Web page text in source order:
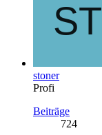
stoner
Profi
Beiträge
724